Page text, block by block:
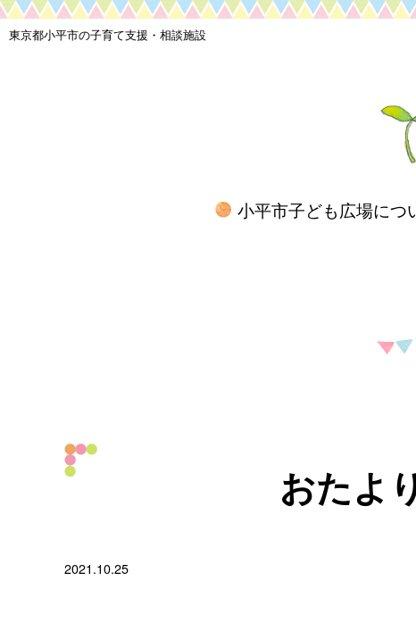
東京都小平市の子育て支援・相談施設
小平市子ども広場につ
おたよ
2021.10.25